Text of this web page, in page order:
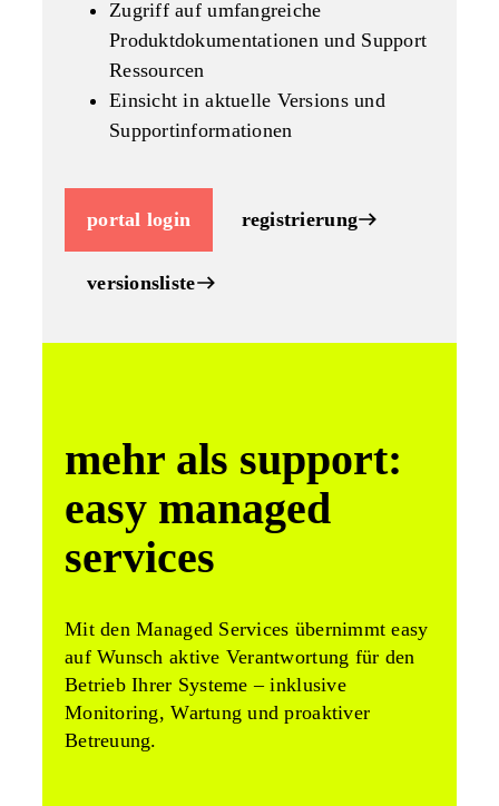
Zugriff auf umfangreiche
Produktdokumentationen und Support
Ressourcen
Einsicht in aktuelle Versions und
Supportinformationen
portal login registrierung
versionsliste
mehr als support:
easy managed
services
Mit den Managed Services übernimmt easy
auf Wunsch aktive Verantwortung für den
Betrieb Ihrer Systeme – inklusive
Monitoring, Wartung und proaktiver
Betreuung.